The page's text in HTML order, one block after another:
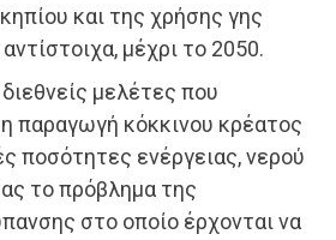
και της χρήσης γης
μέχρι το 2050.
διεθνείς μελέτες που
παραγωγή κόκκινου κρέατος
ποσότητες ενέργειας, νερού
το πρόβλημα της
στο οποίο έρχονται να